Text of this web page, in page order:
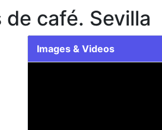
café. Sevilla
Images & Videos